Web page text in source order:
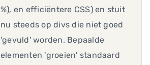
%), en efficiëntere CSS) en stuit
nu steeds op divs die niet goed
'gevuld' worden. Bepaalde
elementen 'groeien' standaard